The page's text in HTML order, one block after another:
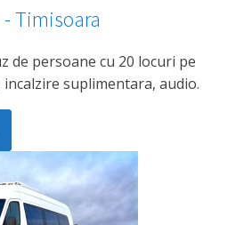
- Timisoara
de persoane cu 20 locuri pe
suplimentara, audio.